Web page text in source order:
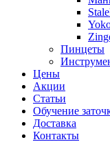
Пинцеты
Цены
Акции
Статьи
Обучение
Доставка
Контакты